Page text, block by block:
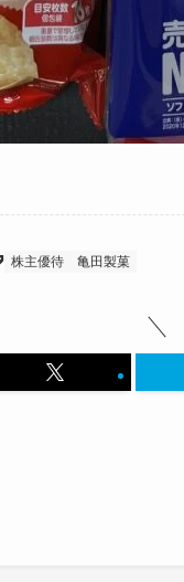
株主優待 亀田製菓